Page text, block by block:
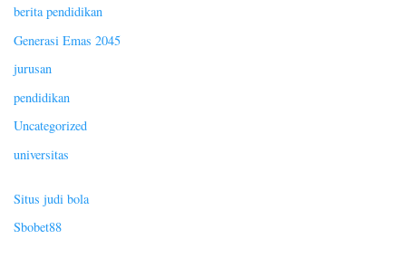
berita pendidikan
Generasi Emas 2045
jurusan
pendidikan
Uncategorized
universitas
Situs judi bola
Sbobet88